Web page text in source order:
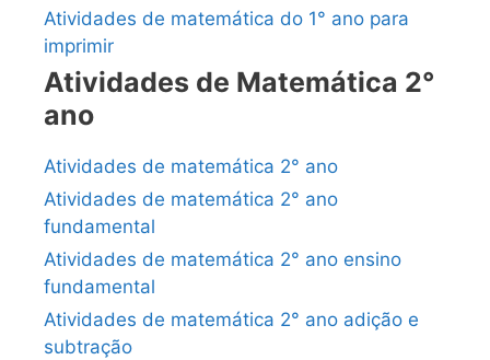
Atividades de matemática do 1° ano para
imprimir
Atividades de Matemática 2°
ano
Atividades de matemática 2° ano
Atividades de matemática 2° ano
fundamental
Atividades de matemática 2° ano ensino
fundamental
Atividades de matemática 2° ano adição e
subtração